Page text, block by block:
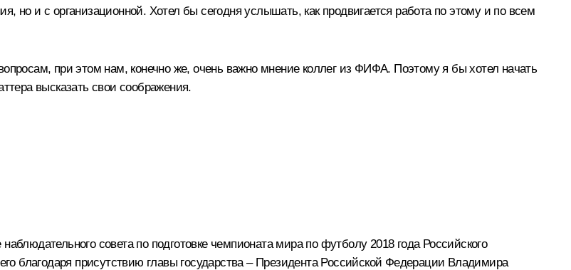
но и с организационной. Хотел бы сегодня услышать, как продвигается работа по этому и по всем
при этом нам, конечно же, очень важно мнение коллег из ФИФА. Поэтому я бы хотел начать
высказать свои соображения.
совета по подготовке чемпионата мира по футболу 2018 года Российского
благодаря присутствию главы государства – Президента Российской Федерации Владимира